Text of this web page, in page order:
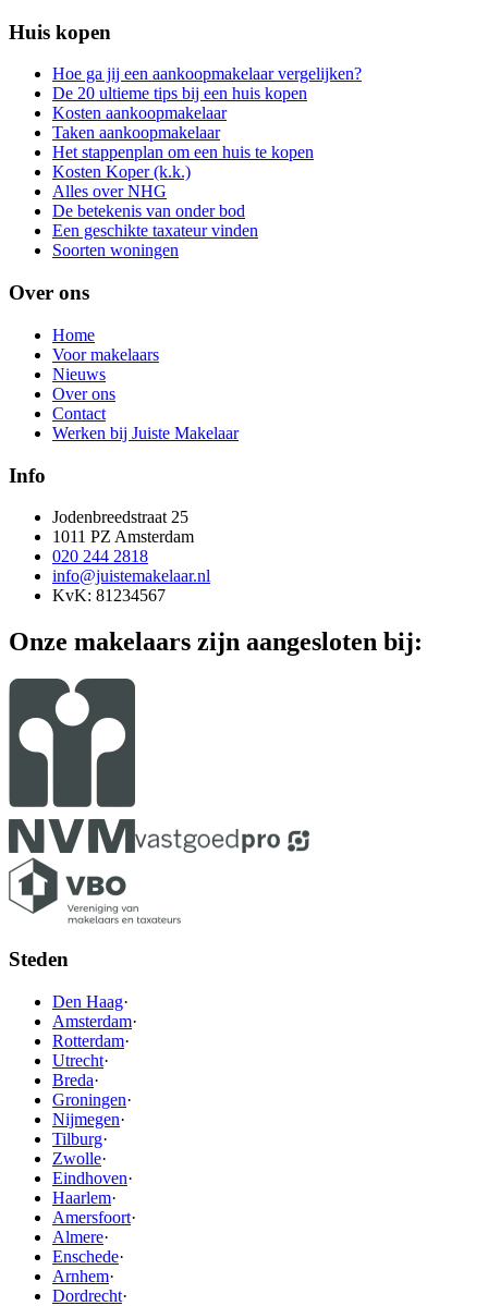
Huis kopen
Hoe ga jij een aankoopmakelaar vergelijken?
De 20 ultieme tips bij een huis kopen
Kosten aankoopmakelaar
Taken aankoopmakelaar
Het stappenplan om een huis te kopen
Kosten Koper (k.k.)
Alles over NHG
De betekenis van onder bod
Een geschikte taxateur vinden
Soorten woningen
Over ons
Home
Voor makelaars
Nieuws
Over ons
Contact
Werken bij Juiste Makelaar
Info
Jodenbreedstraat 25
1011 PZ Amsterdam
020 244 2818
info@juistemakelaar.nl
KvK: 81234567
Onze makelaars zijn aangesloten bij:
Steden
Den Haag·
Amsterdam·
Rotterdam·
Utrecht·
Breda·
Groningen·
Nijmegen·
Tilburg·
Zwolle·
Eindhoven·
Haarlem·
Amersfoort·
Almere·
Enschede·
Arnhem·
Dordrecht·